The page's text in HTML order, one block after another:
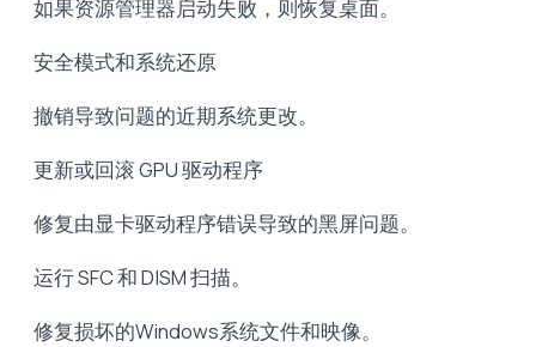
如果资源管理器启动失败，则恢复桌面。
安全模式和系统还原
撤销导致问题的近期系统更改。
更新或回滚 GPU 驱动程序
修复由显卡驱动程序错误导致的黑屏问题。
运行 SFC 和 DISM 扫描。
修复损坏的Windows系统文件和映像。